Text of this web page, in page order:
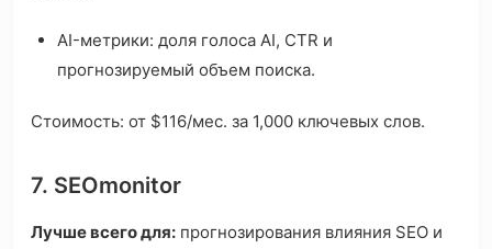
AI-метрики: доля голоса AI, CTR и
прогнозируемый объем поиска.
Стоимость: от $116/мес. за 1,000 ключевых слов.
7. SEOmonitor
Лучше всего для: прогнозирования влияния SEO и